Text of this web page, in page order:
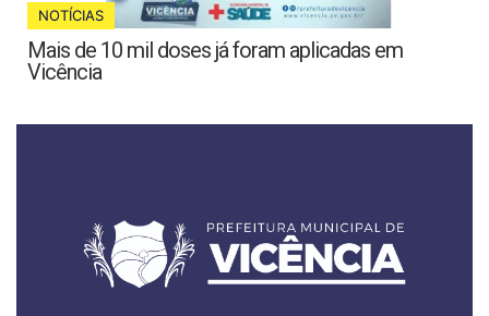
NOTÍCIAS
Mais de 10 mil doses já foram aplicadas em
Vicência